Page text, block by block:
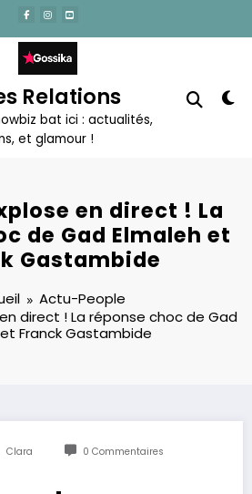
Relations
bat ici : actualités,
et glamour !
en direct ! La
de Gad Elmaleh et
Gastambide
Actu-People
direct ! La réponse choc de Gad
Franck Gastambide
Clara 0 Commentaires